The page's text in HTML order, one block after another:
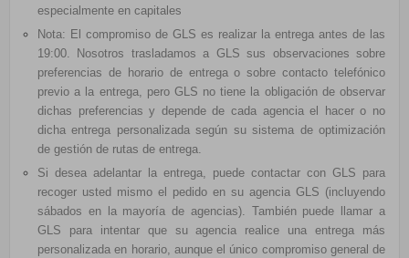
especialmente en capitales
Nota: El compromiso de GLS es realizar la entrega antes de las
19:00. Nosotros trasladamos a GLS sus observaciones sobre
preferencias de horario de entrega o sobre contacto telefónico
previo a la entrega, pero GLS no tiene la obligación de observar
dichas preferencias y depende de cada agencia el hacer o no
dicha entrega personalizada según su sistema de optimización
de gestión de rutas de entrega.
Si desea adelantar la entrega, puede contactar con GLS para
recoger usted mismo el pedido en su agencia GLS (incluyendo
sábados en la mayoría de agencias). También puede llamar a
GLS para intentar que su agencia realice una entrega más
personalizada en horario, aunque el único compromiso general de